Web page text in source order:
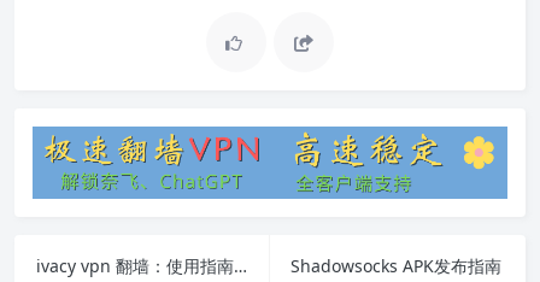
ivacy vpn 翻墙：使用指南和常见问题解答 Shadowsocks APK发布指南